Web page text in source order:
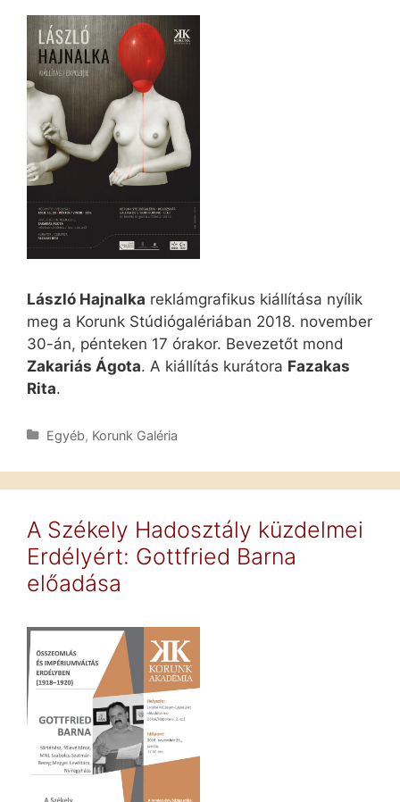
László Hajnalka reklámgrafikus kiállítása nyílik
meg a Korunk Stúdiógalériában 2018. november
30-án, pénteken 17 órakor. Bevezetőt mond
Zakariás Ágota. A kiállítás kurátora Fazakas
Rita.
Kategória
Egyéb, Korunk Galéria
A Székely Hadosztály küzdelmei
Erdélyért: Gottfried Barna
előadása